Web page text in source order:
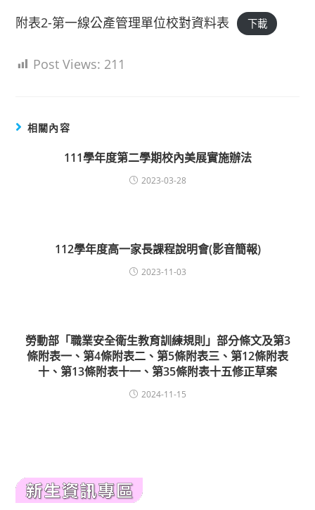
附表2-第一線公產管理單位校對資料表 下載
Post Views: 211
相關內容
111學年度第二學期校內美展實施辦法
2023-03-28
112學年度高一家長課程說明會(影音簡報)
2023-11-03
勞動部「職業安全衛生教育訓練規則」部分條文及第3
條附表一、第4條附表二、第5條附表三、第12條附表
十、第13條附表十一、第35條附表十五修正草案
2024-11-15